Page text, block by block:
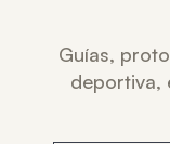
Guías,
deportiva,